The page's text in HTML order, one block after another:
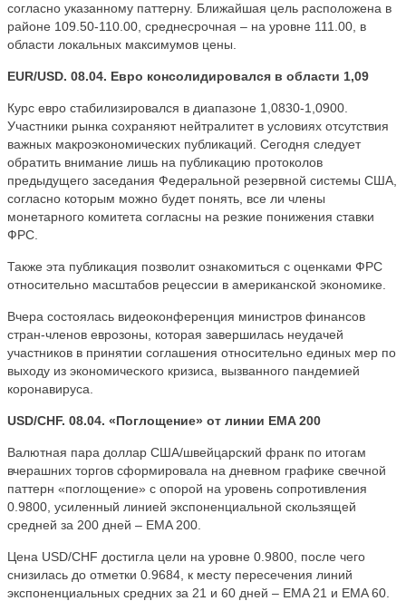
согласно указанному паттерну. Ближайшая цель расположена в
районе 109.50-110.00, среднесрочная – на уровне 111.00, в
области локальных максимумов цены.
EUR/USD. 08.04. Евро консолидировался в области 1,09
Курс евро стабилизировался в диапазоне 1,0830-1,0900.
Участники рынка сохраняют нейтралитет в условиях отсутствия
важных макроэкономических публикаций. Сегодня следует
обратить внимание лишь на публикацию протоколов
предыдущего заседания Федеральной резервной системы США,
согласно которым можно будет понять, все ли члены
монетарного комитета согласны на резкие понижения ставки
ФРС.
Также эта публикация позволит ознакомиться с оценками ФРС
относительно масштабов рецессии в американской экономике.
Вчера состоялась видеоконференция министров финансов
стран-членов еврозоны, которая завершилась неудачей
участников в принятии соглашения относительно единых мер по
выходу из экономического кризиса, вызванного пандемией
коронавируса.
USD/CHF. 08.04. «Поглощение» от линии EMA 200
Валютная пара доллар США/швейцарский франк по итогам
вчерашних торгов сформировала на дневном графике свечной
паттерн «поглощение» с опорой на уровень сопротивления
0.9800, усиленный линией экспоненциальной скользящей
средней за 200 дней – EMA 200.
Цена USD/CHF достигла цели на уровне 0.9800, после чего
снизилась до отметки 0.9684, к месту пересечения линий
экспоненциальных средних за 21 и 60 дней – EMA 21 и EMA 60.